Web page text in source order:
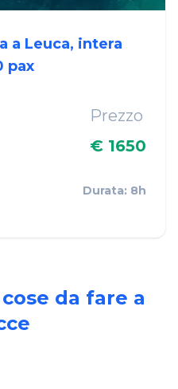
a Leuca, intera
pax
Prezzo
€ 1650
Durata: 8h
cose da fare a